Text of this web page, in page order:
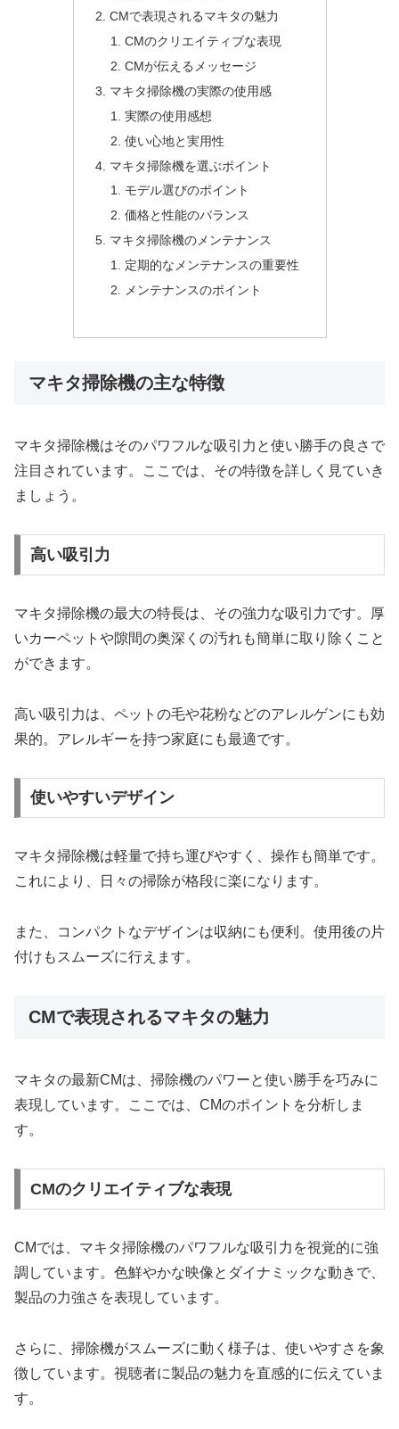
CMで表現されるマキタの魅力
CMのクリエイティブな表現
CMが伝えるメッセージ
マキタ掃除機の実際の使用感
実際の使用感想
使い心地と実用性
マキタ掃除機を選ぶポイント
モデル選びのポイント
価格と性能のバランス
マキタ掃除機のメンテナンス
定期的なメンテナンスの重要性
メンテナンスのポイント
マキタ掃除機の主な特徴
マキタ掃除機はそのパワフルな吸引力と使い勝手の良さで
注目されています。ここでは、その特徴を詳しく見ていき
ましょう。
高い吸引力
マキタ掃除機の最大の特長は、その強力な吸引力です。厚
いカーペットや隙間の奥深くの汚れも簡単に取り除くこと
ができます。
高い吸引力は、ペットの毛や花粉などのアレルゲンにも効
果的。アレルギーを持つ家庭にも最適です。
使いやすいデザイン
マキタ掃除機は軽量で持ち運びやすく、操作も簡単です。
これにより、日々の掃除が格段に楽になります。
また、コンパクトなデザインは収納にも便利。使用後の片
付けもスムーズに行えます。
CMで表現されるマキタの魅力
マキタの最新CMは、掃除機のパワーと使い勝手を巧みに
表現しています。ここでは、CMのポイントを分析しま
す。
CMのクリエイティブな表現
CMでは、マキタ掃除機のパワフルな吸引力を視覚的に強
調しています。色鮮やかな映像とダイナミックな動きで、
製品の力強さを表現しています。
さらに、掃除機がスムーズに動く様子は、使いやすさを象
徴しています。視聴者に製品の魅力を直感的に伝えていま
す。